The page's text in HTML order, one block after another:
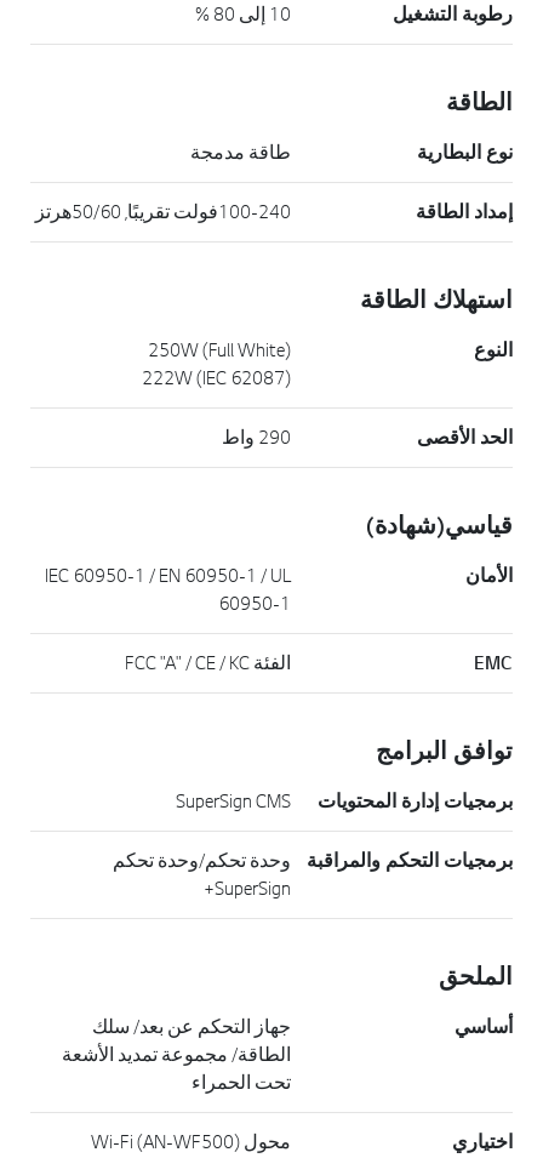
رطوبة التشغيل 10 إلى 80 %
الطاقة
نوع البطارية طاقة مدمجة
إمداد الطاقة 100-240فولت تقريبًا, 50/60هرتز
استهلاك الطاقة
النوع
250W (Full White)
222W (IEC 62087)
الحد الأقصى 290 واط
قياسي(شهادة)
الأمان
IEC 60950-1 / EN 60950-1 / UL
60950-1
EMC الفئة FCC "A" / CE / KC
توافق البرامج
برمجيات إدارة المحتويات SuperSign CMS
برمجيات التحكم والمراقبة
وحدة تحكم/وحدة تحكم
SuperSign+
الملحق
أساسي
جهاز التحكم عن بعد/ سلك
الطاقة/ مجموعة تمديد الأشعة
تحت الحمراء
اختياري محول Wi-Fi (AN-WF500)